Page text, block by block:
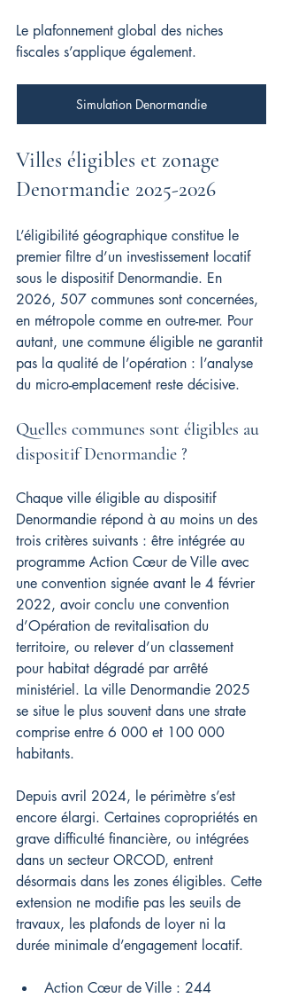
Le plafonnement global des niches
fiscales s’applique également.
Simulation Denormandie
Villes éligibles et zonage
Denormandie 2025-2026
L’éligibilité géographique constitue le
premier filtre d’un investissement locatif
sous le dispositif Denormandie. En
2026, 507 communes sont concernées,
en métropole comme en outre-mer. Pour
autant, une commune éligible ne garantit
pas la qualité de l’opération : l’analyse
du micro-emplacement reste décisive.
Quelles communes sont éligibles au
dispositif Denormandie ?
Chaque ville éligible au dispositif
Denormandie répond à au moins un des
trois critères suivants : être intégrée au
programme Action Cœur de Ville avec
une convention signée avant le 4 février
2022, avoir conclu une convention
d’Opération de revitalisation du
territoire, ou relever d’un classement
pour habitat dégradé par arrêté
ministériel. La ville Denormandie 2025
se situe le plus souvent dans une strate
comprise entre 6 000 et 100 000
habitants.
Depuis avril 2024, le périmètre s’est
encore élargi. Certaines copropriétés en
grave difficulté financière, ou intégrées
dans un secteur ORCOD, entrent
désormais dans les zones éligibles. Cette
extension ne modifie pas les seuils de
travaux, les plafonds de loyer ni la
durée minimale d’engagement locatif.
Action Cœur de Ville : 244